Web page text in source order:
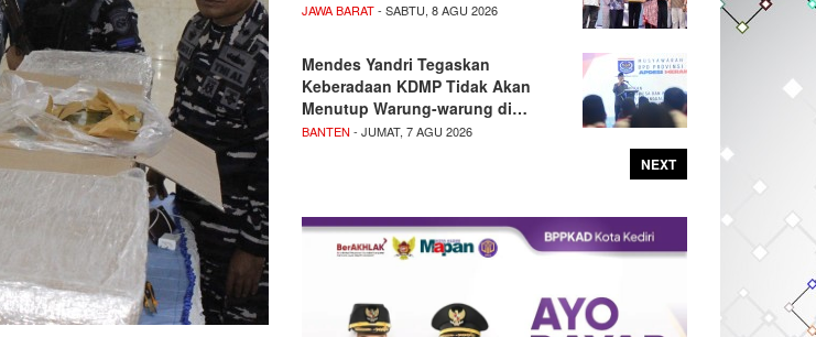
JAWA BARAT- SABTU, 8 AGU 2026
Mendes Yandri Tegaskan
Keberadaan KDMP Tidak Akan
Menutup Warung-warung di…
BANTEN - JUMAT, 7 AGU 2026
NEXT